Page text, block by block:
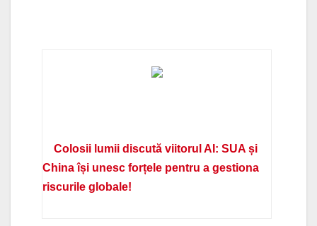
Colosii lumii discută viitorul AI: SUA și
China își unesc forțele pentru a gestiona
riscurile globale!